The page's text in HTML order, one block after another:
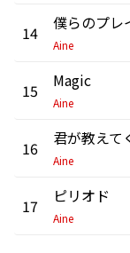
14 僕らのプレ
Aine
15 Magic
Aine
16 君が教えて
Aine
17 ピリオド
Aine